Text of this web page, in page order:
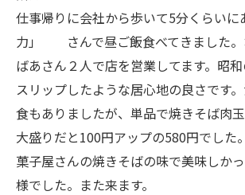
仕事帰りに会社から歩いて5分くらいに
力」 さんで昼ご飯食べてきました。
ばあさん２人で店を営業してます。昭
スリップしたような居心地の良さです
食もありましたが、単品で焼きそば肉玉
大盛りだと100円アップの580円でした
菓子屋さんの焼きそばの味で美味しか
様でした。また来ます。